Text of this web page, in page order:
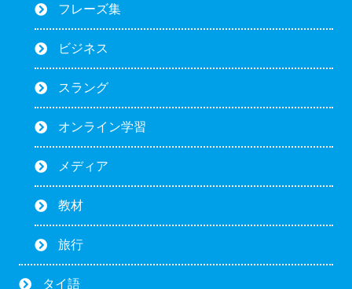
フレーズ集
ビジネス
スラング
オンライン学習
メディア
教材
旅行
タイ語